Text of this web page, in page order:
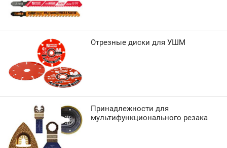
Отрезные диски для УШМ
Принадлежности для
мультифункционального резака